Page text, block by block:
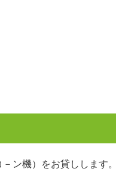
ン機）をお貸しします